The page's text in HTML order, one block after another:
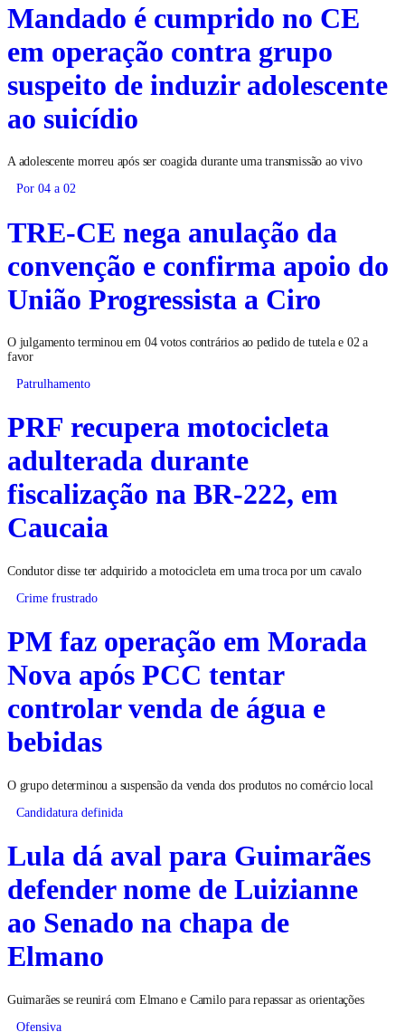
Mandado é cumprido no CE
em operação contra grupo
suspeito de induzir adolescente
ao suicídio
A adolescente morreu após ser coagida durante uma transmissão ao vivo
Por 04 a 02
TRE-CE nega anulação da
convenção e confirma apoio do
União Progressista a Ciro
O julgamento terminou em 04 votos contrários ao pedido de tutela e 02 a
favor
Patrulhamento
PRF recupera motocicleta
adulterada durante
fiscalização na BR-222, em
Caucaia
Condutor disse ter adquirido a motocicleta em uma troca por um cavalo
Crime frustrado
PM faz operação em Morada
Nova após PCC tentar
controlar venda de água e
bebidas
O grupo determinou a suspensão da venda dos produtos no comércio local
Candidatura definida
Lula dá aval para Guimarães
defender nome de Luizianne
ao Senado na chapa de
Elmano
Guimarães se reunirá com Elmano e Camilo para repassar as orientações
Ofensiva